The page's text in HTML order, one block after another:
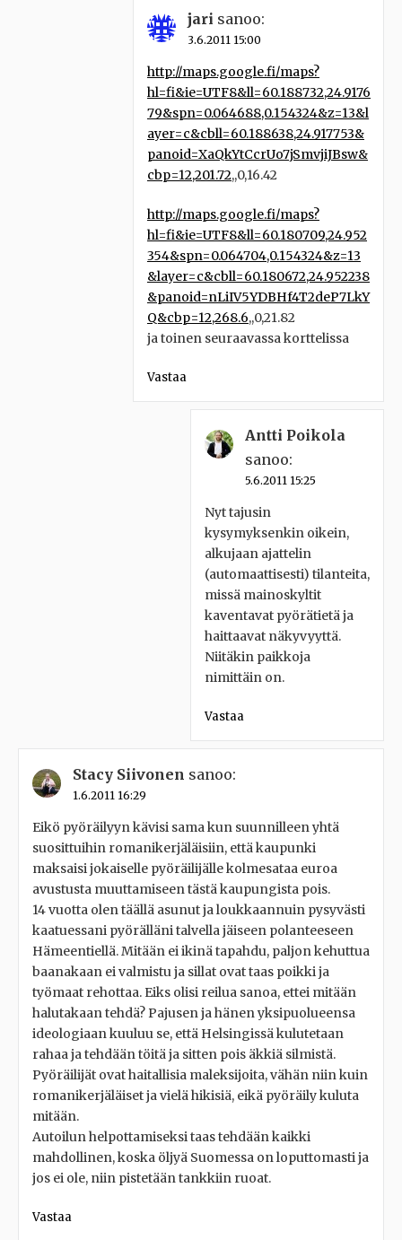
jari sanoo:
3.6.2011 15:00
http://maps.google.fi/maps?
hl=fi&ie=UTF8&ll=60.188732,24.9176
79&spn=0.064688,0.154324&z=13&l
ayer=c&cbll=60.188638,24.917753&
panoid=XaQkYtCcrUo7jSmvjiJBsw&
cbp=12,201.72,,0,16.42
http://maps.google.fi/maps?
hl=fi&ie=UTF8&ll=60.180709,24.952
354&spn=0.064704,0.154324&z=13
&layer=c&cbll=60.180672,24.952238
&panoid=nLiIV5YDBHf4T2deP7LkY
Q&cbp=12,268.6,,0,21.82
ja toinen seuraavassa korttelissa
Vastaa
Antti Poikola
sanoo:
5.6.2011 15:25
Nyt tajusin
kysymyksenkin oikein,
alkujaan ajattelin
(automaattisesti) tilanteita,
missä mainoskyltit
kaventavat pyörätietä ja
haittaavat näkyvyyttä.
Niitäkin paikkoja
nimittäin on.
Vastaa
Stacy Siivonen sanoo:
1.6.2011 16:29
Eikö pyöräilyyn kävisi sama kun suunnilleen yhtä
suosittuihin romanikerjäläisiin, että kaupunki
maksaisi jokaiselle pyöräilijälle kolmesataa euroa
avustusta muuttamiseen tästä kaupungista pois.
14 vuotta olen täällä asunut ja loukkaannuin pysyvästi
kaatuessani pyörälläni talvella jäiseen polanteeseen
Hämeentiellä. Mitään ei ikinä tapahdu, paljon kehuttua
baanakaan ei valmistu ja sillat ovat taas poikki ja
työmaat rehottaa. Eiks olisi reilua sanoa, ettei mitään
halutakaan tehdä? Pajusen ja hänen yksipuolueensa
ideologiaan kuuluu se, että Helsingissä kulutetaan
rahaa ja tehdään töitä ja sitten pois äkkiä silmistä.
Pyöräilijät ovat haitallisia maleksijoita, vähän niin kuin
romanikerjäläiset ja vielä hikisiä, eikä pyöräily kuluta
mitään.
Autoilun helpottamiseksi taas tehdään kaikki
mahdollinen, koska öljyä Suomessa on loputtomasti ja
jos ei ole, niin pistetään tankkiin ruoat.
Vastaa